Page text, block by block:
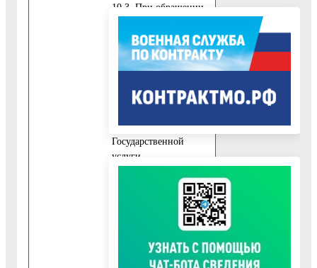
10.3. При обращении
Государственной
услуги представителя
Заявителя,
подачу документов и
предоставления
Государственной
услуги,
указанному в пункте
10.1.1 настоящего
Административного
регламента,
представляются